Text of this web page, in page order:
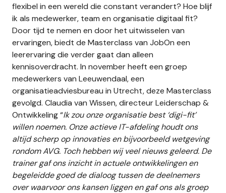
flexibel in een wereld die constant verandert? Hoe blijf
ik als medewerker, team en organisatie digitaal fit?
Door tijd te nemen en door het uitwisselen van
ervaringen, biedt de Masterclass van JobOn een
leerervaring die verder gaat dan alleen
kennisoverdracht. In november heeft een groep
medewerkers van Leeuwendaal, een
organisatieadviesbureau in Utrecht, deze Masterclass
gevolgd. Claudia van Wissen, directeur Leiderschap &
Ontwikkeling “Ik zou onze organisatie best ‘digi-fit’
willen noemen. Onze actieve IT-afdeling houdt ons
altijd scherp op innovaties en bijvoorbeeld wetgeving
rondom AVG. Toch hebben wij veel nieuws geleerd. De
trainer gaf ons inzicht in actuele ontwikkelingen en
begeleidde goed de dialoog tussen de deelnemers
over waarvoor ons kansen liggen en gaf ons als groep